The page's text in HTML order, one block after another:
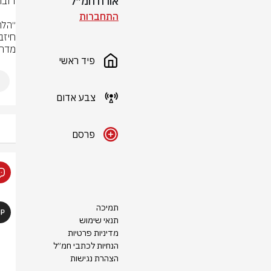
התחברות
פיד ראשי
צבע אדום
פרסם
תמיכה
תנאי שימוש
מדיניות פרטיות
הנחיות לכתבי חמ״ל
הצהרת נגישות